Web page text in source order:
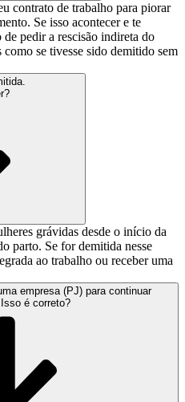
contrato de trabalho para piorar
Se isso acontecer e te
pedir a rescisão indireta do
como se tivesse sido demitido sem
grávidas desde o início da
parto. Se for demitida nesse
ao trabalho ou receber uma
empresa (PJ) para continuar
é correto?